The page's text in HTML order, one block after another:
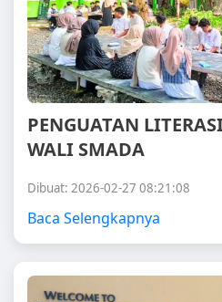
PENGUATAN
WALI SMADA
Dibuat: 2026-02-27 08:21:08
Baca Selengkapnya